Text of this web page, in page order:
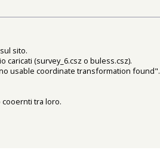
sito.
(survey_6.csz o buless.csz).
usable coordinate transformation found".
tra loro.